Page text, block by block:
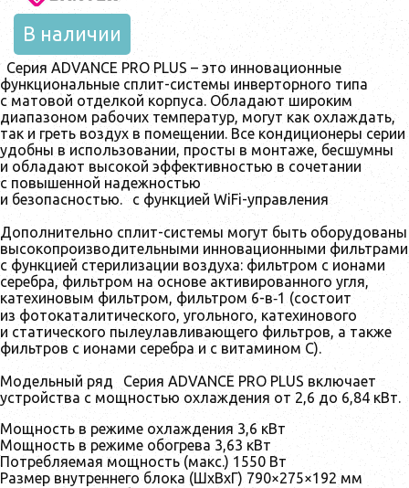
В наличии
Серия ADVANCE PRO PLUS – это инновационные
функциональные сплит-системы инверторного типа
с матовой отделкой корпуса. Обладают широким
диапазоном рабочих температур, могут как охлаждать,
так и греть воздух в помещении. Все кондиционеры серии
удобны в использовании, просты в монтаже, бесшумны
и обладают высокой эффективностью в сочетании
с повышенной надежностью
и безопасностью.
с функцией WiFi-управления
Дополнительно сплит-системы могут быть оборудованы
высокопроизводительными инновационными фильтрами
с функцией стерилизации воздуха: фильтром с ионами
серебра, фильтром на основе активированного угля,
катехиновым фильтром, фильтром 6-в‑1 (состоит
из фотокаталитического, угольного, катехинового
и статического пылеулавливающего фильтров, а также
фильтров с ионами серебра и с витамином С).
Модельный ряд
Серия ADVANCE PRO PLUS включает
устройства с мощностью охлаждения от 2,6 до 6,84 кВт.
Мощность в режиме охлаждения 3,6 кВт
Мощность в режиме обогрева 3,63 кВт
Потребляемая мощность (макс.) 1550 Вт
Размер внутреннего блока (ШхВхГ) 790×275×192 мм